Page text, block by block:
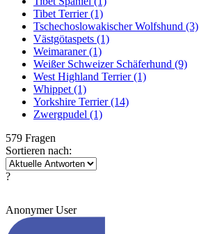
Tibet Terrier(1)
Tschechoslowakischer Wolfshund (3)
Västgötaspets (1)
Weimaraner(1)
Weißer Schweizer Schäferhund (9)
West Highland Terrier(1)
Whippet (1)
Yorkshire Terrier(14)
Zwergpudel (1)
579 Fragen
Sortieren nach:
?
Anonymer User